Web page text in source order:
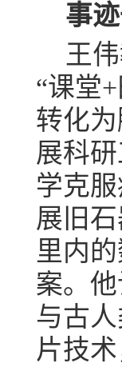
事
王
“课堂
转化
展科
学克
展旧
里内
案。
与古
片技